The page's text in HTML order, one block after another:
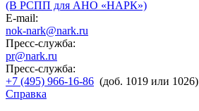
(В РСПП для АНО «НАРК»)
E-mail:
nok-nark@nark.ru
Пресс-служба:
pr@nark.ru
Пресс-служба:
+7 (495) 966-16-86 (доб. 1019 или 1026)
Справка